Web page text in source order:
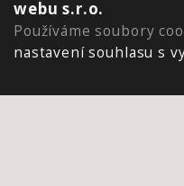
webu s.r.o.
Používáme soubory
nastavení souhlasu s